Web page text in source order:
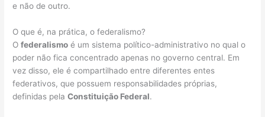
e não de outro.
O que é, na prática, o federalismo?
Ofederalismo é um sistema político-administrativo no qual o
poder não fica concentrado apenas no governo central. Em
vez disso, ele é compartilhado entre diferentes entes
federativos, que possuem responsabilidades próprias,
definidas pelaConstituição Federal.